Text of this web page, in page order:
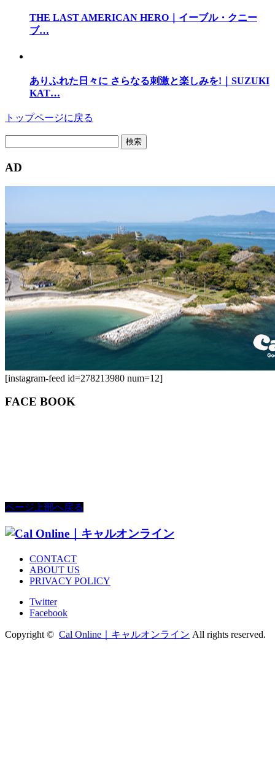
THE LAST AMERICAN HERO｜イーブル・クニー
ブ…
ありふれた日々に さらなる刺激と楽しみを!｜SUZUKI
KAT…
トップページに戻る
AD
[instagram-feed id=278213980 num=12]
FACE BOOK
ページ上部へ戻る
CONTACT
ABOUT US
PRIVACY POLICY
Twitter
Facebook
Copyright © Cal Online｜キャルオンライン All rights reserved.